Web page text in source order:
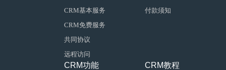
付款须知
CRM基本服务
CRM免费服务
共同协议
远程访问
CRM教程
CRM功能